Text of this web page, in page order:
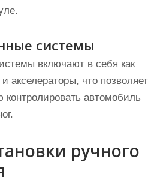
системы
включают в себя как
акселераторы, что позволяет
автомобиль
ручного